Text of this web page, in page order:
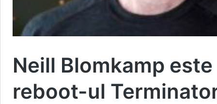
Neill Blomkamp
reboot-ul